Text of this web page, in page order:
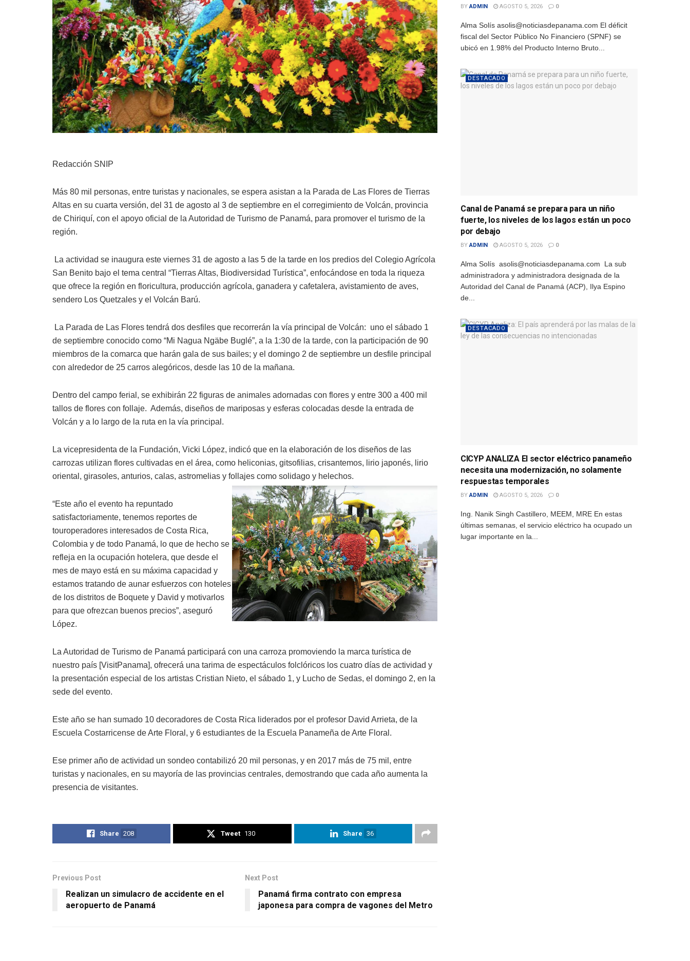
Redacción SNIP
Más 80 mil personas, entre turistas y nacionales, se espera asistan a la Parada de Las Flores de Tierras
Altas en su cuarta versión, del 31 de agosto al 3 de septiembre en el corregimiento de Volcán, provincia
de Chiriquí, con el apoyo oficial de la Autoridad de Turismo de Panamá, para promover el turismo de la
región.
La actividad se inaugura este viernes 31 de agosto a las 5 de la tarde en los predios del Colegio Agrícola
San Benito bajo el tema central “Tierras Altas, Biodiversidad Turística”, enfocándose en toda la riqueza
que ofrece la región en floricultura, producción agrícola, ganadera y cafetalera, avistamiento de aves,
sendero Los Quetzales y el Volcán Barú.
La Parada de Las Flores tendrá dos desfiles que recorrerán la vía principal de Volcán: uno el sábado 1
de septiembre conocido como “Mi Nagua Ngäbe Buglé”, a la 1:30 de la tarde, con la participación de 90
miembros de la comarca que harán gala de sus bailes; y el domingo 2 de septiembre un desfile principal
con alrededor de 25 carros alegóricos, desde las 10 de la mañana.
Dentro del campo ferial, se exhibirán 22 figuras de animales adornadas con flores y entre 300 a 400 mil
tallos de flores con follaje. Además, diseños de mariposas y esferas colocadas desde la entrada de
Volcán y a lo largo de la ruta en la vía principal.
La vicepresidenta de la Fundación, Vicki López, indicó que en la elaboración de los diseños de las
carrozas utilizan flores cultivadas en el área, como heliconias, gitsofilias, crisantemos, lirio japonés, lirio
oriental, girasoles, anturios, calas, astromelias y follajes como solidago y helechos.
“Este año el evento ha repuntado
satisfactoriamente, tenemos reportes de
touroperadores interesados de Costa Rica,
Colombia y de todo Panamá, lo que de hecho se
refleja en la ocupación hotelera, que desde el
mes de mayo está en su máxima capacidad y
estamos tratando de aunar esfuerzos con hoteles
de los distritos de Boquete y David y motivarlos
para que ofrezcan buenos precios”, aseguró
López.
La Autoridad de Turismo de Panamá participará con una carroza promoviendo la marca turística de
nuestro país [VisitPanama], ofrecerá una tarima de espectáculos folclóricos los cuatro días de actividad y
la presentación especial de los artistas Cristian Nieto, el sábado 1, y Lucho de Sedas, el domingo 2, en la
sede del evento.
Este año se han sumado 10 decoradores de Costa Rica liderados por el profesor David Arrieta, de la
Escuela Costarricense de Arte Floral, y 6 estudiantes de la Escuela Panameña de Arte Floral.
Ese primer año de actividad un sondeo contabilizó 20 mil personas, y en 2017 más de 75 mil, entre
turistas y nacionales, en su mayoría de las provincias centrales, demostrando que cada año aumenta la
presencia de visitantes.
Share 208 Tweet 130 Share 36
Previous Post
Realizan un simulacro de accidente en el
aeropuerto de Panamá
Next Post
Panamá firma contrato con empresa
japonesa para compra de vagones del Metro
BY ADMIN AGOSTO 5, 2026 0
Alma Solís asolis@noticiasdepanama.com El déficit
fiscal del Sector Público No Financiero (SPNF) se
ubicó en 1.98% del Producto Interno Bruto...
DESTACADO
Canal de Panamá se prepara para un niño
fuerte, los niveles de los lagos están un poco
por debajo
BY ADMIN AGOSTO 5, 2026 0
Alma Solís asolis@noticiasdepanama.com La sub
administradora y administradora designada de la
Autoridad del Canal de Panamá (ACP), Ilya Espino
de...
DESTACADO
CICYP ANALIZA El sector eléctrico panameño
necesita una modernización, no solamente
respuestas temporales
BY ADMIN AGOSTO 5, 2026 0
Ing. Nanik Singh Castillero, MEEM, MRE En estas
últimas semanas, el servicio eléctrico ha ocupado un
lugar importante en la...